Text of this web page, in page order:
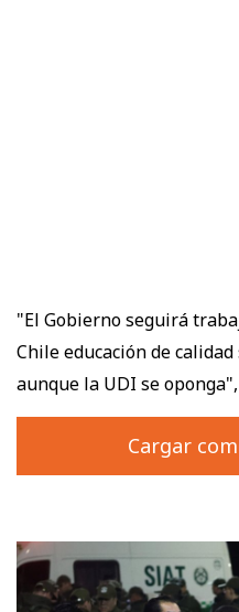
"El Gobierno seguirá
Chile educación de
aunque la UDI se
Cargar